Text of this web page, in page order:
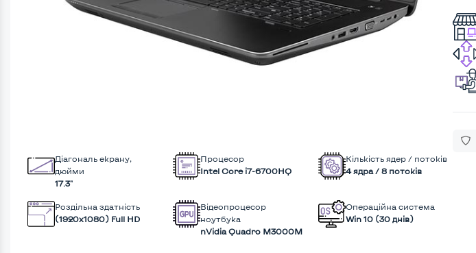
Діагональ екрану,
дюйми
17.3"
Процесор
Intel Core i7-6700HQ
Кількість ядер / потоків
4 ядра / 8 потоків
Роздільна здатність
(1920х1080) Full HD
Відеопроцесор
ноутбука
nVidia Quadro M3000M
Операційна система
Win 10 (30 днів)